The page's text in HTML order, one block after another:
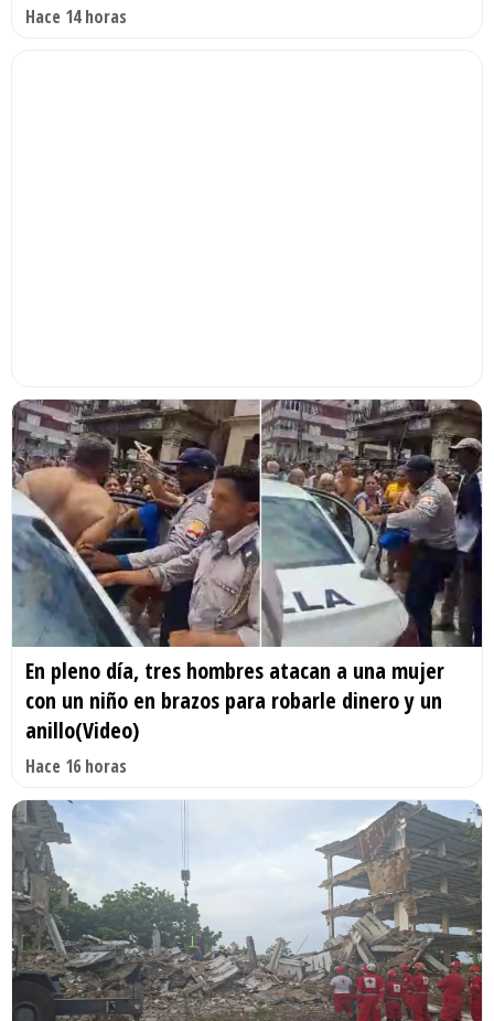
Hace 14 horas
En pleno día, tres hombres atacan a una mujer
con un niño en brazos para robarle dinero y un
anillo(Video)
Hace 16 horas